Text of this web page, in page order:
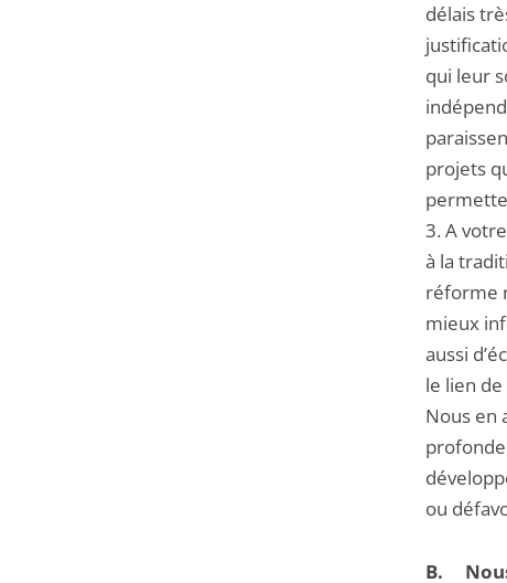
délais
qui leur
projets
3. A
à la
réforme
mieux
aussi
le lien
Nous en
ou
B.